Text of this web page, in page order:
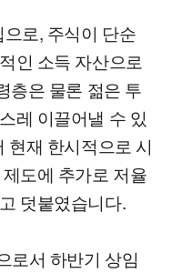
로, 주식이 단순
인 소득 자산으로
층은 물론 젊은 투
레 이끌어낼 수 있
현재 한시적으로 시
도에 추가로 저율
덧붙였습니다.
로서 하반기 상임